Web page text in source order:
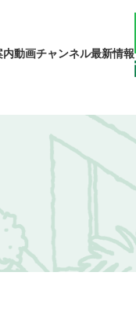
内動画チャンネル最新情報